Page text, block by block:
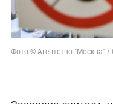
Фото © Агентство "Москва"